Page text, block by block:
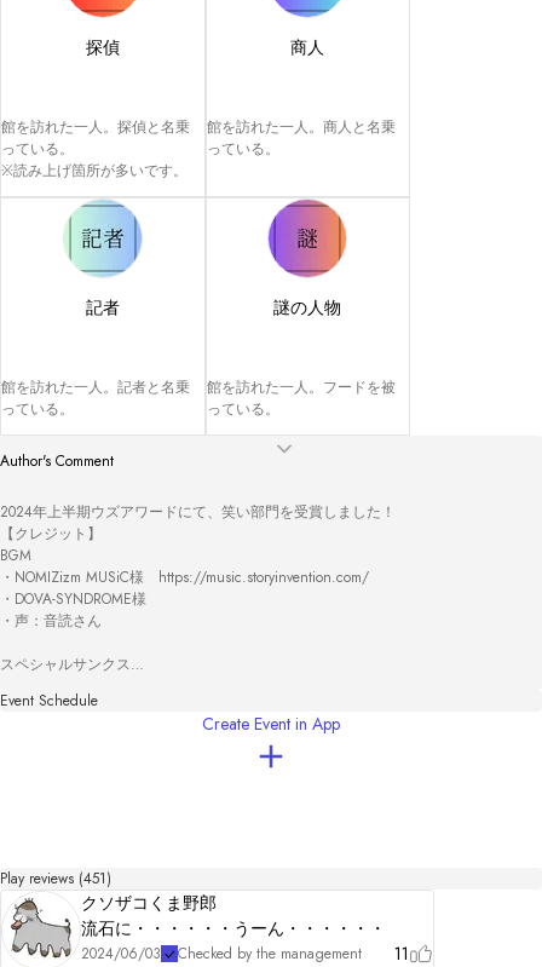
探偵
館を訪れた一人。探偵と名乗
っている。
※読み上げ箇所が多いです。
商人
館を訪れた一人。商人と名乗
っている。
記者
館を訪れた一人。記者と名乗
っている。
謎の人物
館を訪れた一人。フードを被
っている。
Author's Comment
2024年上半期ウズアワードにて、笑い部門を受賞しました！
【クレジット】
BGM
・NOMIZizm MUSiC様　https://music.storyinvention.com/
・DOVA-SYNDROME様
・声：音読さん
スペシャルサンクス
Event Schedule
Create Event in App
Play reviews (451)
クソザコくま野郎
流石に・・・・・・うーん・・・・・・
2024/06/03 Checked by the management
11